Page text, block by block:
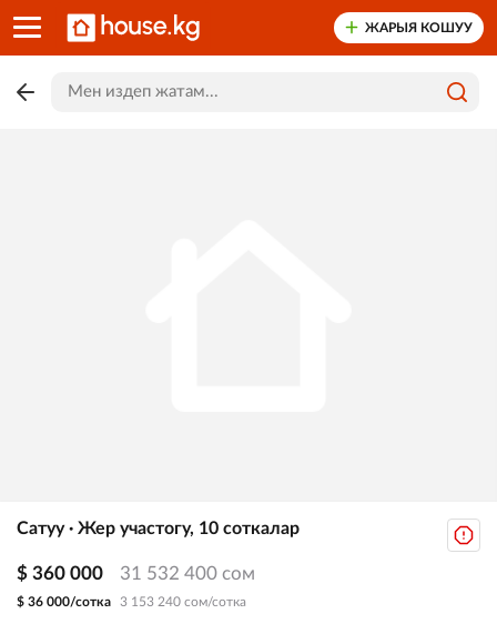
ЖАРЫЯ КОШУУ
Сатуу · Жер участогу, 10 соткалар
$ 360 000 31 532 400 сом
$ 36 000/сотка 3 153 240 сом/сотка